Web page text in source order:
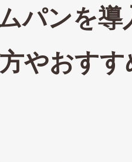
パンを導
やおす